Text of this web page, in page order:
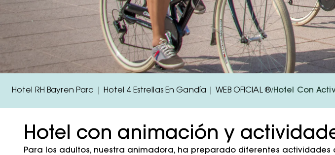
Hotel RH Bayren Parc | Hotel 4 Estrellas En Gandía | WEB OFICIAL ®/Hotel Con
Hotel con animación y
Para los adultos, nuestra animadora, ha preparado diferentes actividades